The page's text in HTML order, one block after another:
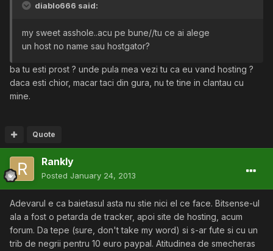
diablo666 said:
my sweet asshole..acu pe bune//tu ce ai alege
un host no name sau hostgator?
ba tu esti prost ? unde pula mea vezi tu ca eu vand hosting ?
daca esti chior, macar taci din gura, nu te tine in clantau cu
mine.
Quote
Rankly
Posted January 24, 2013
Adevarul e ca baietasul asta nu stie nici el ce face. Bitsense-ul
ala a fost o petarda de tracker, apoi site de hosting, acum
forum. Da tepe (sure, don't take my word) si s-ar fute si cu un
trib de negrii pentru 10 euro paypal. Atitudinea de smecheras